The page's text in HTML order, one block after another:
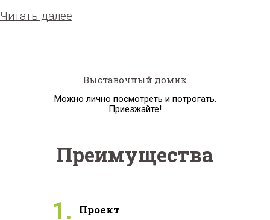
Читать далее
Выставочный домик
Можно лично посмотреть и потрогать.
Приезжайте!
Преимущества
1. Проект